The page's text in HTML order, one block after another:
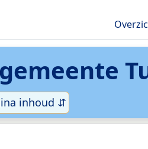
gemeente
inhoud ⇵